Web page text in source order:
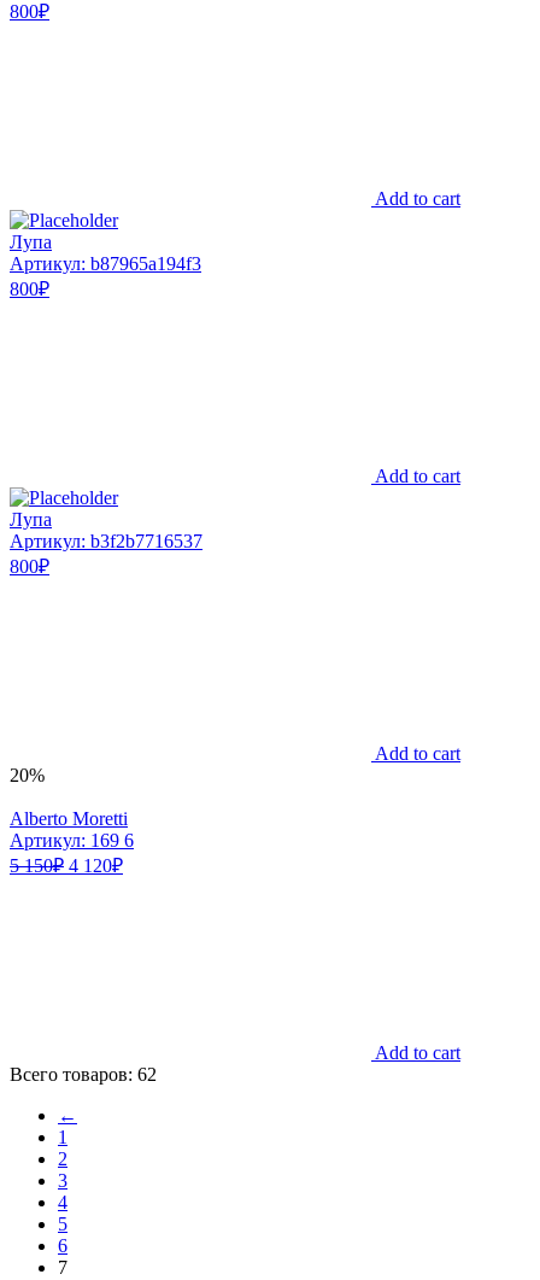
800₽
Add to cart
Лупа
Артикул: b87965a194f3
800₽
Add to cart
Лупа
Артикул: b3f2b7716537
800₽
Add to cart
20%
Alberto Moretti
Артикул: 169 6
5 150₽ 4 120₽
Add to cart
Всего товаров: 62
←
1
2
3
4
5
6
7